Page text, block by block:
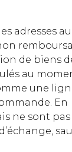
adresses
de biens
au
une
En
ne sont pas